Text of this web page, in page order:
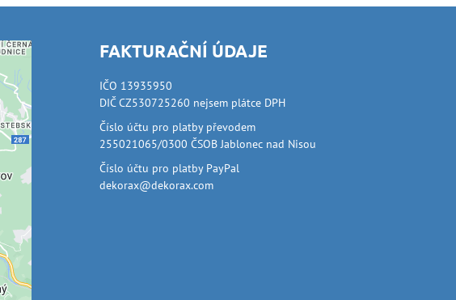
FAKTURAČNÍ ÚDAJE
IČO 13935950
DIČ CZ530725260 nejsem plátce DPH
Číslo účtu pro platby převodem
255021065/0300 ČSOB Jablonec nad Nisou
Číslo účtu pro platby PayPal
dekorax@dekorax.com